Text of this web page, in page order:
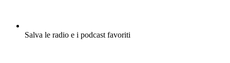
Salva le radio e i podcast favoriti